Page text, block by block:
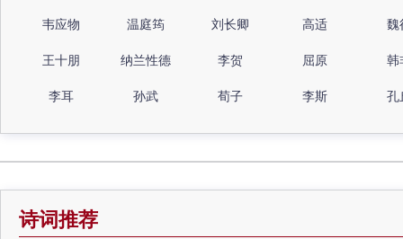
韦应物 温庭筠 刘长卿 高适 魏
王十朋 纳兰性德 李贺 屈原 韩
李耳 孙武 荀子 李斯 孔
诗词推荐